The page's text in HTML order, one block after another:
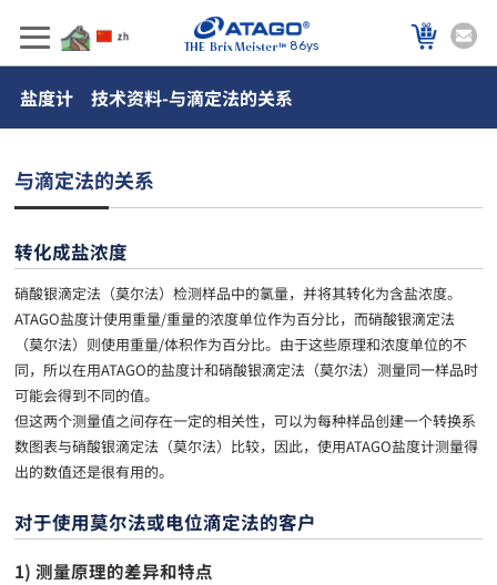
86ys
盐度计 技术资料-与滴定法的关系
与滴定法的关系
转化成盐浓度
硝酸银滴定法（莫尔法）检测样品中的氯量，并将其转化为含盐浓度。
ATAGO盐度计使用重量/重量的浓度单位作为百分比，而硝酸银滴定法
（莫尔法）则使用重量/体积作为百分比。由于这些原理和浓度单位的不
同，所以在用ATAGO的盐度计和硝酸银滴定法（莫尔法）测量同一样品时
可能会得到不同的值。
但这两个测量值之间存在一定的相关性，可以为每种样品创建一个转换系
数图表与硝酸银滴定法（莫尔法）比较，因此，使用ATAGO盐度计测量得
出的数值还是很有用的。
对于使用莫尔法或电位滴定法的客户
1) 测量原理的差异和特点